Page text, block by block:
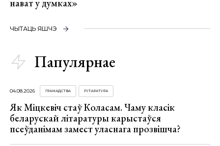
нават у думках»
ЧЫТАЦЬ ЯШЧЭ
Папулярнае
04.08.2026 ГРАМАДСТВА ЛІТАРАТУРА
Як Міцкевіч стаў Коласам. Чаму класік
беларускай літаратуры карыстаўся
псеўданімам замест уласнага прозвішча?